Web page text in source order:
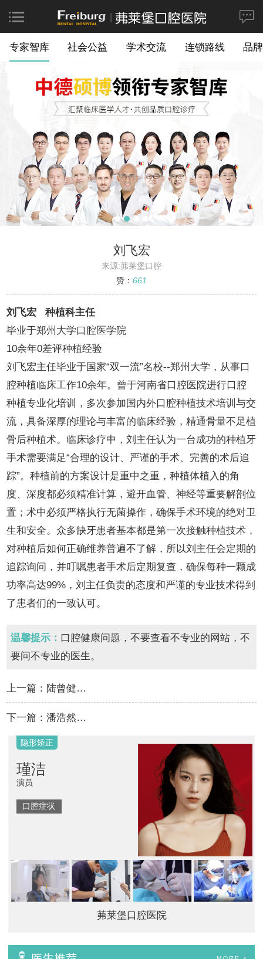
专家智库 社会公益 学术交流 连锁路线 品
刘飞宏
来源:茀莱堡口腔
赞： 661
刘飞宏 种植科主任
毕业于郑州大学口腔医学院
10余年0差评种植经验
刘飞宏主任毕业于国家“双一流”名校--郑州大学，从事口
腔种植临床工作10余年。曾于河南省口腔医院进行口腔
种植专业化培训，多次参加国内外口腔种植技术培训与交
流，具备深厚的理论与丰富的临床经验，精通骨量不足植
骨后种植术。临床诊疗中，刘主任认为一台成功的种植牙
手术需要满足“合理的设计、严谨的手术、完善的术后追
踪”。种植前的方案设计是重中之重，种植体植入的角
度、深度都必须精准计算，避开血管、神经等重要解剖位
置；术中必须严格执行无菌操作，确保手术环境的绝对卫
生和安全。众多缺牙患者基本都是第一次接触种植技术，
对种植后如何正确维养普遍不了解，所以刘主任会定期的
追踪询问，并叮嘱患者手术后定期复查，确保每种一颗成
功率高达99%，刘主任负责的态度和严谨的专业技术得到
了患者们的一致认可。
温馨提示： 口腔健康问题，不要查看不专业的网站，不
要问不专业的医生。
上一篇： 陆曾健…
下一篇：潘浩然…
隐形矫正
瑾洁
演员
口腔症状
茀莱堡口腔医院